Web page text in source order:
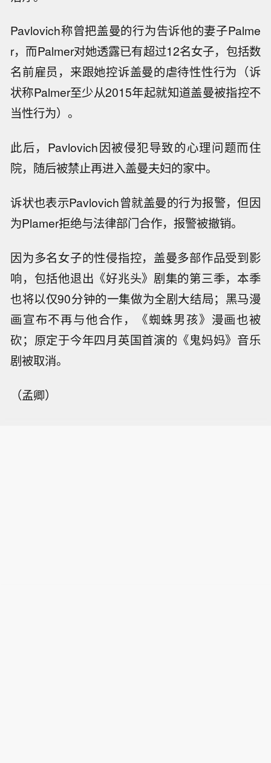
Pavlovich称曾把盖曼的行为告诉他的妻子Palme
r，而Palmer对她透露已有超过12名女子，包括数
名前雇员，来跟她控诉盖曼的虐待性性行为（诉
状称Palmer至少从2015年起就知道盖曼被指控不
当性行为）。
此后，Pavlovich因被侵犯导致的心理问题而住
院，随后被禁止再进入盖曼夫妇的家中。
诉状也表示Pavlovich曾就盖曼的行为报警，但因
为Plamer拒绝与法律部门合作，报警被撤销。
因为多名女子的性侵指控，盖曼多部作品受到影
响，包括他退出《好兆头》剧集的第三季，本季
也将以仅90分钟的一集做为全剧大结局；黑马漫
画宣布不再与他合作，《蜘蛛男孩》漫画也被
砍；原定于今年四月英国首演的《鬼妈妈》音乐
剧被取消。
（孟卿）